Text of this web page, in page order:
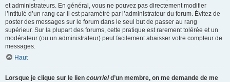
et administrateurs. En général, vous ne pouvez pas directement modifier
l’intitulé d’un rang car il est paramétré par l’administrateur du forum. Évitez de
poster des messages sur le forum dans le seul but de passer au rang
supérieur. Sur la plupart des forums, cette pratique est rarement tolérée et un
modérateur (ou un administrateur) peut facilement abaisser votre compteur de
messages.
Haut
Lorsque je clique sur le lien courrield’un membre, on me demande de me